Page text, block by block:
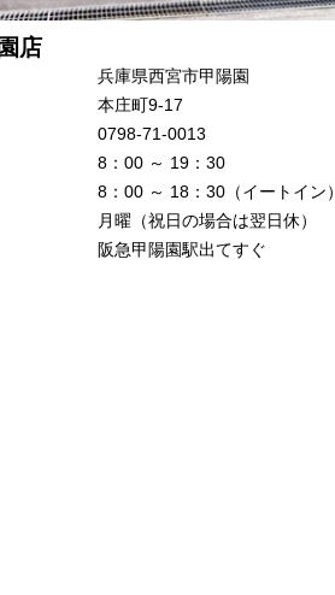
店
兵庫県西宮市甲陽園
本庄町9-17
0798-71-0013
8：00 ～ 19：30
8：00 ～ 18：30（イートイン）
月曜（祝日の場合は翌日休）
阪急甲陽園駅出てすぐ